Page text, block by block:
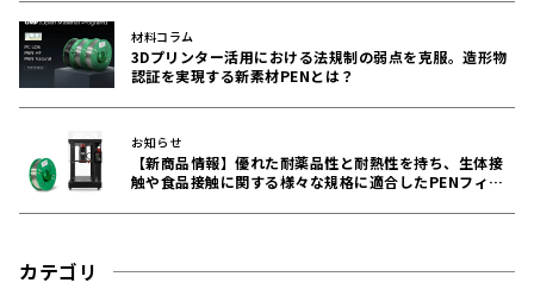
材料コラム
3Dプリンター活用における法規制の弱点を克服。造形物
認証を実現する新素材PENとは？
お知らせ
【新商品情報】優れた耐薬品性と耐熱性を持ち、生体接
触や食品接触に関する様々な規格に適合したPENフィラ
カテゴリ